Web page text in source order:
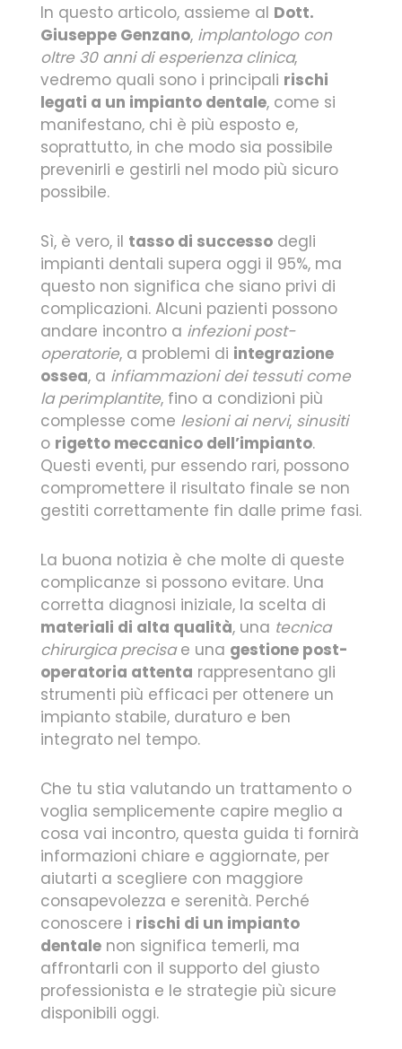
In questo articolo, assieme al Dott.
Giuseppe Genzano, implantologo con
oltre 30 anni di esperienza clinica,
vedremo quali sono i principali rischi
legati a un impianto dentale, come si
manifestano, chi è più esposto e,
soprattutto, in che modo sia possibile
prevenirli e gestirli nel modo più sicuro
possibile.
Sì, è vero, il tasso di successo degli
impianti dentali supera oggi il 95%, ma
questo non significa che siano privi di
complicazioni. Alcuni pazienti possono
andare incontro a infezioni post-
operatorie, a problemi di integrazione
ossea, a infiammazioni dei tessuti come
la perimplantite, fino a condizioni più
complesse come lesioni ai nervi, sinusiti
o rigetto meccanico dell’impianto.
Questi eventi, pur essendo rari, possono
compromettere il risultato finale se non
gestiti correttamente fin dalle prime fasi.
La buona notizia è che molte di queste
complicanze si possono evitare. Una
corretta diagnosi iniziale, la scelta di
materiali di alta qualità, una tecnica
chirurgica precisae una gestione post-
operatoria attenta rappresentano gli
strumenti più efficaci per ottenere un
impianto stabile, duraturo e ben
integrato nel tempo.
Che tu stia valutando un trattamento o
voglia semplicemente capire meglio a
cosa vai incontro, questa guida ti fornirà
informazioni chiare e aggiornate, per
aiutarti a scegliere con maggiore
consapevolezza e serenità. Perché
conoscere i rischi di un impianto
dentale non significa temerli, ma
affrontarli con il supporto del giusto
professionista e le strategie più sicure
disponibili oggi.